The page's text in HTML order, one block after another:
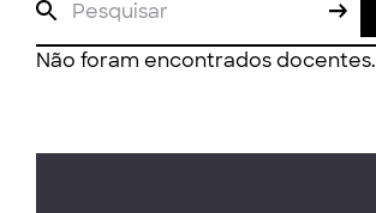
Não foram encontrados docentes.